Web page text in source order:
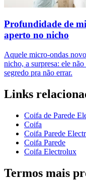
Profundidade de
aperto no nicho
Aquele micro-ondas
nicho, a surpresa: ele
segredo pra não errar.
Links
Coifa de Parede
Coifa
Coifa Parede
Coifa Parede
Coifa Electrolux
Termos mais